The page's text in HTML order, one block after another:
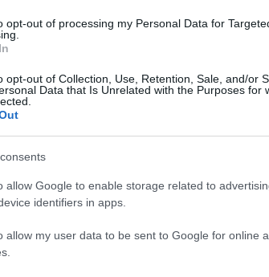
opt-out of processing my Personal Data for
opt-out of Collection, Use, Retention, Sale, and/or
Data that Is Unrelated with the Purposes for
allow Google to enable storage related to
identifiers in apps.
allow my user data to be sent to Google for online
διαδραστικά εργαστήρια,
ελληνικών παραδοσιακών χορών και
Πατρών, στις τάξεις Κωφών και
της αποδοχής.
και τον πολιτισμό της περιοχής μέσα
στο Ρωμαϊκό Ωδείο Πατρών, στο Κάστρο